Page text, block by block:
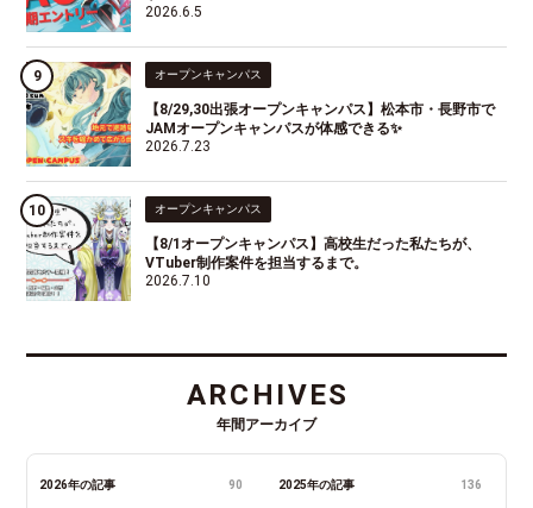
2026.6.5
オープンキャンパス
【8/29,30出張オープンキャンパス】松本市・長野市で
JAMオープンキャンパスが体感できる✨
2026.7.23
オープンキャンパス
【8/1オープンキャンパス】高校生だった私たちが、
VTuber制作案件を担当するまで。
2026.7.10
ARCHIVES
年間アーカイブ
2026年の記事 90 2025年の記事 136